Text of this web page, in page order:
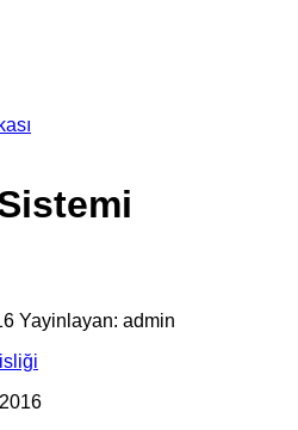
Yayinlayan: admin